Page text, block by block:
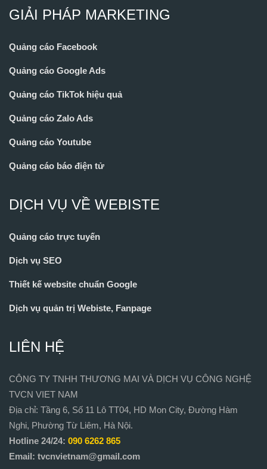
GIẢI PHÁP MARKETING
Quảng cáo Facebook
Quảng cáo Google Ads
Quảng cáo TikTok hiệu quả
Quảng cáo Zalo Ads
Quảng cáo Youtube
Quảng cáo báo điện tử
DỊCH VỤ VỀ WEBISTE
Quảng cáo trực tuyến
Dịch vụ SEO
Thiết kế website chuẩn Google
Dịch vụ quản trị Webiste, Fanpage
LIÊN HỆ
CÔNG TY TNHH THƯƠNG MAI VÀ DỊCH VỤ CÔNG NGHỆ
TVCN VIET NAM
Địa chỉ: Tầng 6, Số 11 Lô TT04, HD Mon City, Đường Hàm
Nghi, Phường Từ Liêm, Hà Nội.
Hotline 24/24: 090 6262 865
Email: tvcnvietnam@gmail.com